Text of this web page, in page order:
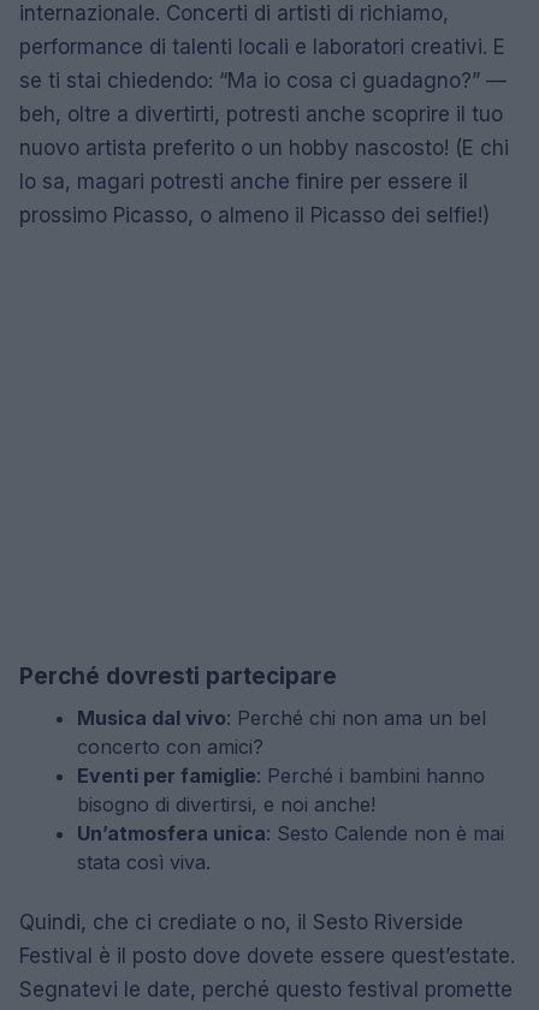
internazionale. Concerti di artisti di richiamo,
performance di talenti locali e laboratori creativi. E
se ti stai chiedendo: “Ma io cosa ci guadagno?” —
beh, oltre a divertirti, potresti anche scoprire il tuo
nuovo artista preferito o un hobby nascosto! (E chi
lo sa, magari potresti anche finire per essere il
prossimo Picasso, o almeno il Picasso dei selfie!)
Perché dovresti partecipare
Musica dal vivo: Perché chi non ama un bel
concerto con amici?
Eventi per famiglie: Perché i bambini hanno
bisogno di divertirsi, e noi anche!
Un’atmosfera unica: Sesto Calende non è mai
stata così viva.
Quindi, che ci crediate o no, il Sesto Riverside
Festival è il posto dove dovete essere quest’estate.
Segnatevi le date, perché questo festival promette